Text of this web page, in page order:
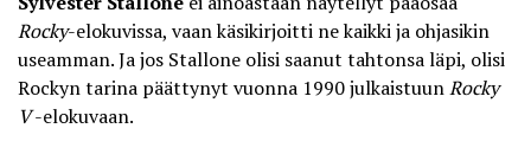
Rocky-elokuvissa, vaan käsikirjoitti ne kaikki ja ohjasikin
useamman. Ja jos Stallone olisi saanut tahtonsa läpi, olisi
Rockyn tarina päättynyt vuonna 1990 julkaistuunRocky
V-elokuvaan.